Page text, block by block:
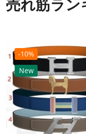
売れ筋ラン
-10%
New